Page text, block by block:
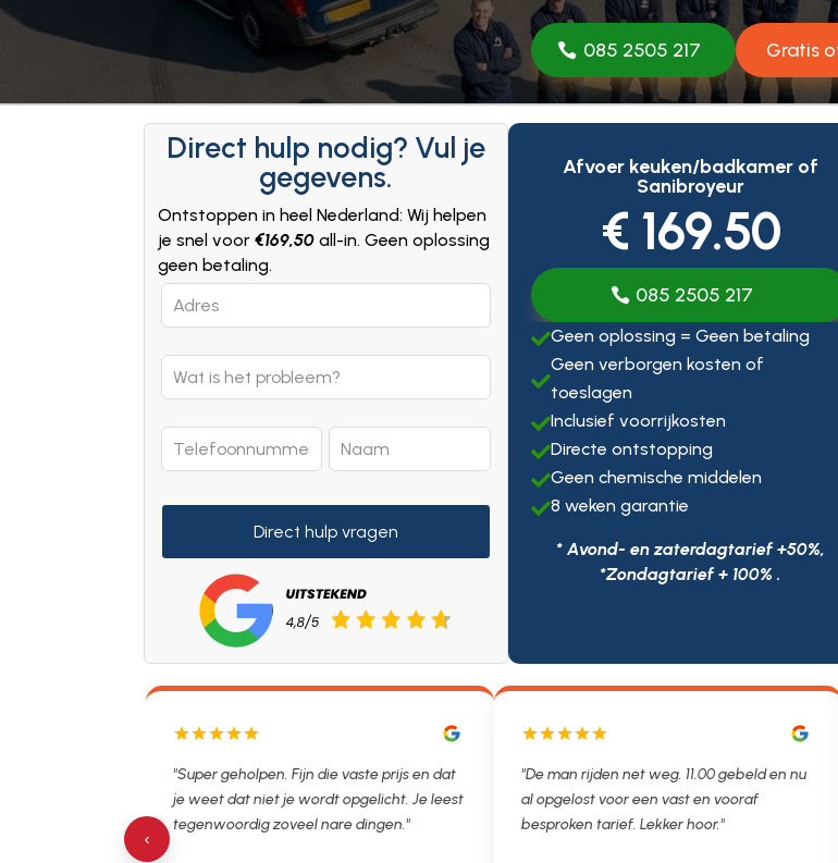
085 2505 217 Gratis
Direct hulp nodig? Vul je
gegevens.
Ontstoppen in heel Nederland: Wij helpen
je snel voor €169,50 all-in. Geen oplossing
geen betaling.
Leave
this
blank
Direct hulp vragen
Afvoer keuken/badkamer of
Sanibroyeur
€ 169.50
085 2505 217
Geen oplossing = Geen betaling

Geen verborgen kosten of
toeslagen
Inclusief voorrijkosten
Directe ontstopping
Geen chemische middelen
8 weken garantie
* Avond- en zaterdagtarief +50%,
*Zondagtarief + 100% .
"Super geholpen. Fijn die vaste prijs en dat
je weet dat niet je wordt opgelicht. Je leest
tegenwoordig zoveel nare dingen."
"De man rijden net weg. 11.00 gebeld en nu
al opgelost voor een vast en vooraf
besproken tarief. Lekker hoor."
‹